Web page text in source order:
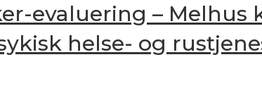
evaluering – Melhus
helse- og